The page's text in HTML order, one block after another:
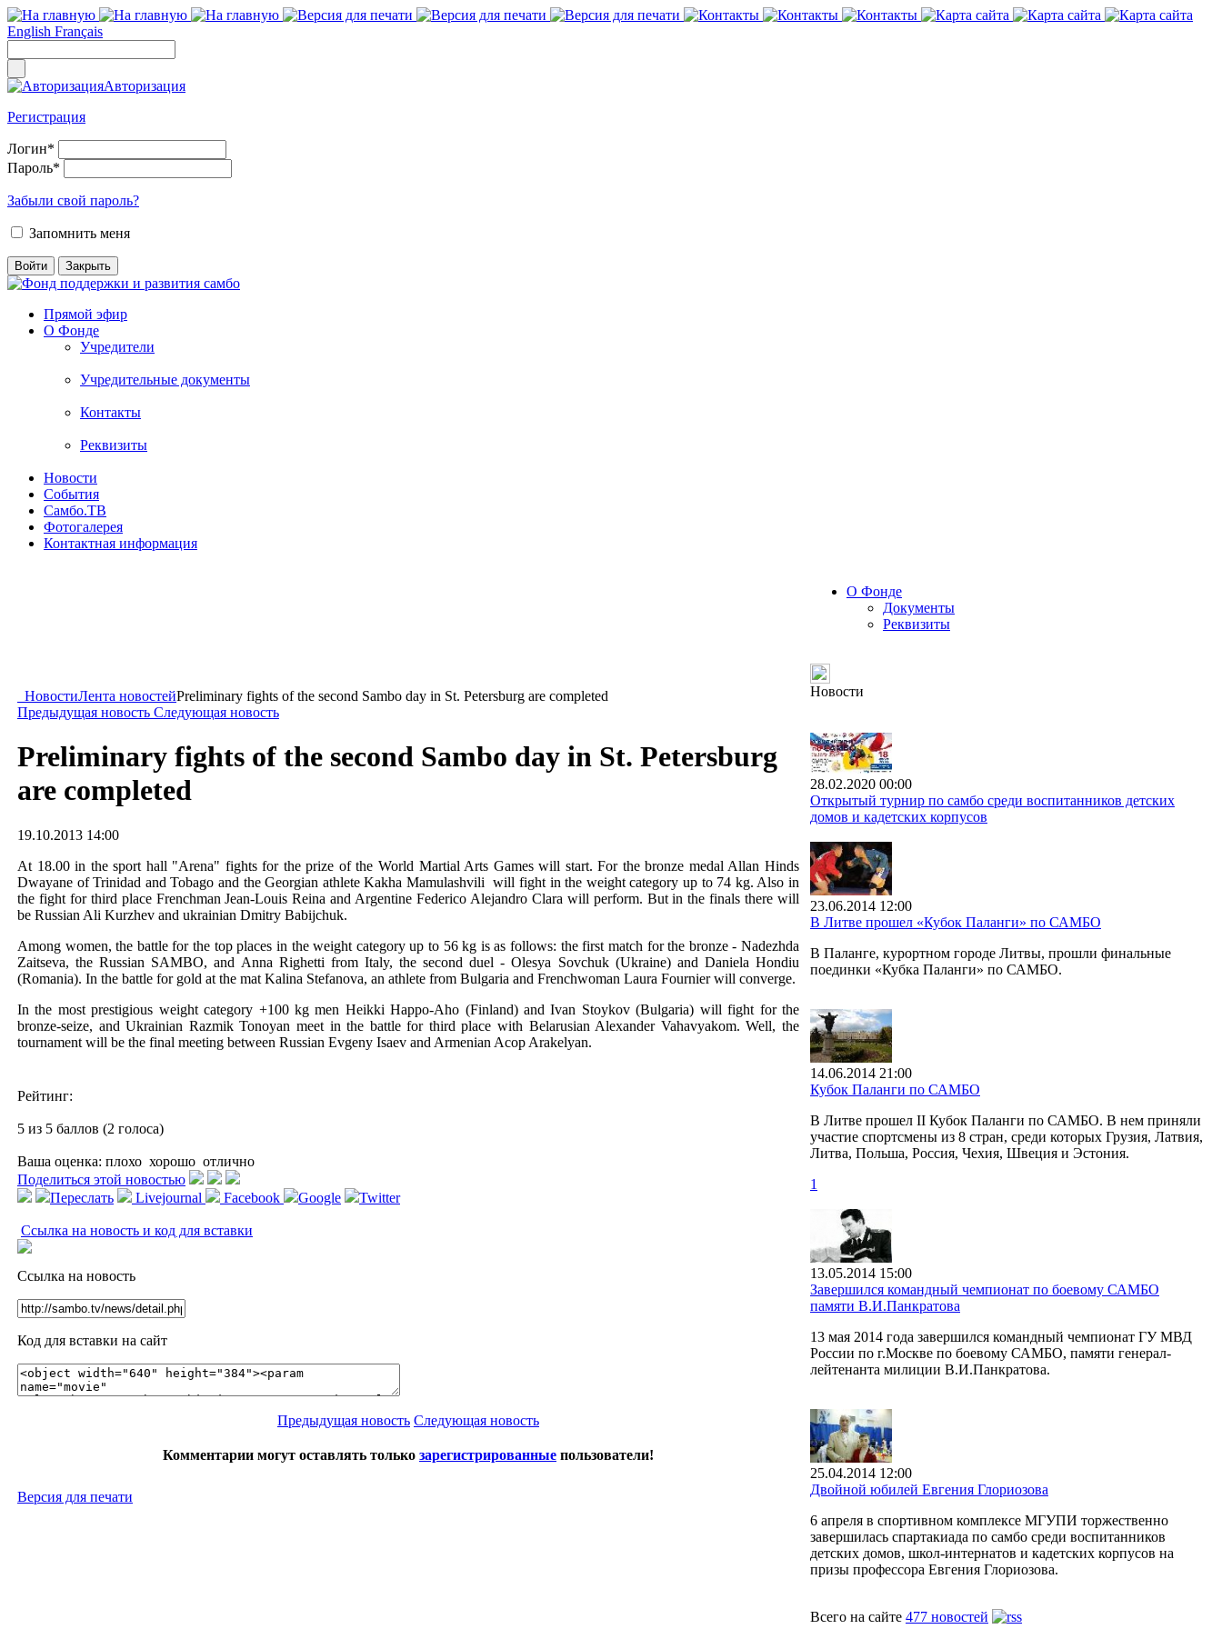
English Français
Авторизация
Регистрация
Логин*
Пароль*
Забыли свой пароль?
Запомнить меня
Прямой эфир
О Фонде
Учредители
Учредительные документы
Контакты
Реквизиты
Новости
События
Самбо.ТВ
Фотогалерея
Контактная информация
НовостиЛента новостейPreliminary fights of the second Sambo day in St. Petersburg are completed
Предыдущая новость Следующая новость
Preliminary fights of the second Sambo day in St. Petersburg
are completed
19.10.2013 14:00
At 18.00 in the sport hall "Arena" fights for the prize of the World Martial Arts Games will start. For the bronze medal Allan Hinds
Dwayane of Trinidad and Tobago and the Georgian athlete Kakha Mamulashvili will fight in the weight category up to 74 kg. Also in
the fight for third place Frenchman Jean-Louis Reina and Argentine Federico Alejandro Clara will perform. But in the finals there will
be Russian Ali Kurzhev and ukrainian Dmitry Babijchuk.
Among women, the battle for the top places in the weight category up to 56 kg is as follows: the first match for the bronze - Nadezhda
Zaitseva, the Russian SAMBO, and Anna Righetti from Italy, the second duel - Olesya Sovchuk (Ukraine) and Daniela Hondiu
(Romania). In the battle for gold at the mat Kalina Stefanova, an athlete from Bulgaria and Frenchwoman Laura Fournier will converge.
In the most prestigious weight category +100 kg men Heikki Happo-Aho (Finland) and Ivan Stoykov (Bulgaria) will fight for the
bronze-seize, and Ukrainian Razmik Tonoyan meet in the battle for third place with Belarusian Alexander Vahavyakom. Well, the
tournament will be the final meeting between Russian Evgeny Isaev and Armenian Acop Arakelyan.
Рейтинг:
5 из 5 баллов (2 голоса)
Ваша оценка: плохо хорошо отлично
Поделиться этой новостью
Переслать
Livejournal Facebook Google Twitter
Ссылка на новость и код для вставки
Ссылка на новость
Код для вставки на сайт
Предыдущая новость Следующая новость
Комментарии могут оставлять только зарегистрированные пользователи!
Версия для печати
О Фонде
Документы
Реквизиты
Новости
28.02.2020 00:00
Открытый турнир по самбо среди воспитанников детских
домов и кадетских корпусов
23.06.2014 12:00
В Литве прошел «Кубок Паланги» по САМБО
В Паланге, курортном городе Литвы, прошли финальные
поединки «Кубка Паланги» по САМБО.
14.06.2014 21:00
Кубок Паланги по САМБО
В Литве прошел II Кубок Паланги по САМБО. В нем приняли
участие спортсмены из 8 стран, среди которых Грузия, Латвия,
Литва, Польша, Россия, Чехия, Швеция и Эстония.
1
13.05.2014 15:00
Завершился командный чемпионат по боевому САМБО
памяти В.И.Панкратова
13 мая 2014 года завершился командный чемпионат ГУ МВД
России по г.Москве по боевому САМБО, памяти генерал-
лейтенанта милиции В.И.Панкратова.
25.04.2014 12:00
Двойной юбилей Евгения Глориозова
6 апреля в спортивном комплексе МГУПИ торжественно
завершилась спартакиада по самбо среди воспитанников
детских домов, школ-интернатов и кадетских корпусов на
призы профессора Евгения Глориозова.
Всего на сайте 477 новостей